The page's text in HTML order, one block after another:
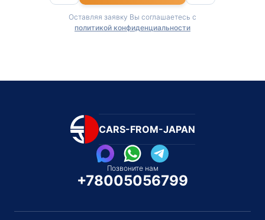
Оставляя заявку Вы соглашаетесь с
политикой конфиденциальности
CARS-FROM-JAPAN
Позвоните нам
+78005056799